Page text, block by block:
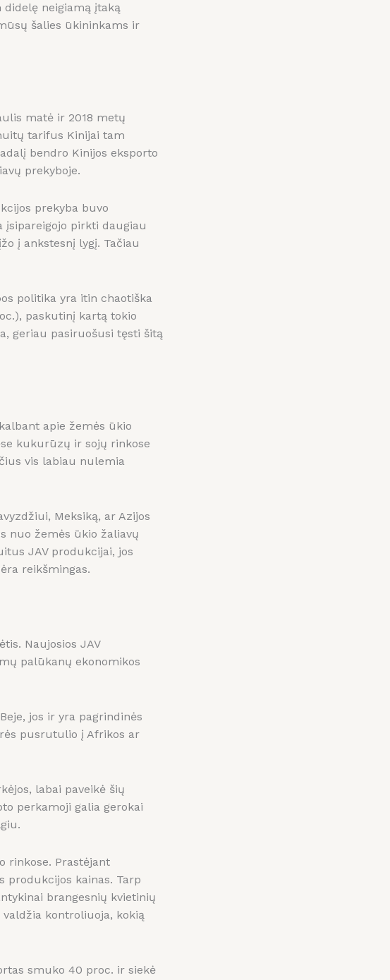
didelę neigiamą įtaką
šalies ūkininkams ir
matė ir 2018 metų
tarifus Kinijai tam
bendro Kinijos eksporto
prekyboje.
prekyba buvo
įsipareigojo pirkti daugiau
į ankstesnį lygį. Tačiau
politika yra itin chaotiška
paskutinį kartą tokio
geriau pasiruošusi tęsti šitą
apie žemės ūkio
kukurūzų ir sojų rinkose
vis labiau nulemia
Meksiką, ar Azijos
nuo žemės ūkio žaliavų
JAV produkcijai, jos
reikšmingas.
Naujosios JAV
palūkanų ekonomikos
jos ir yra pagrindinės
pusrutulio į Afrikos ar
labai paveikė šių
perkamoji galia gerokai
rinkose. Prastėjant
produkcijos kainas. Tarp
brangesnių kvietinių
kontroliuoja, kokią
smuko 40 proc. ir siekė